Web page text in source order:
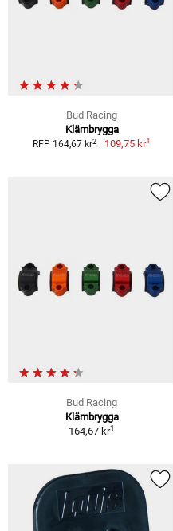
Bud Racing
Klämbrygga
RFP 164,67 kr2 109,75 kr1
Bud Racing
Klämbrygga
164,67 kr1